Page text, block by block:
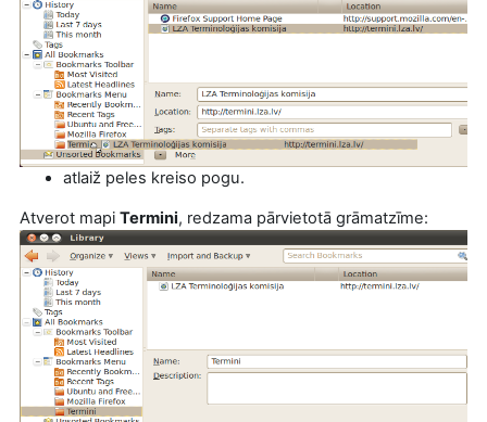
atlaiž peles kreiso pogu.
Atverot mapi Termini, redzama pārvietotā grāmatzīme: